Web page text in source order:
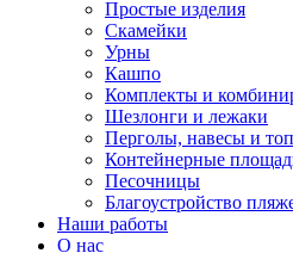
Простые изделия
Скамейки
Урны
Кашпо
Комплекты и
Шезлонги и лежаки
Перголы, навесы и
Контейнерные
Песочницы
Благоустройство
Наши работы
О нас